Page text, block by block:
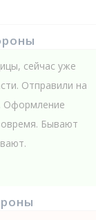
сейчас уже
Отправили на
Оформление
Бывают